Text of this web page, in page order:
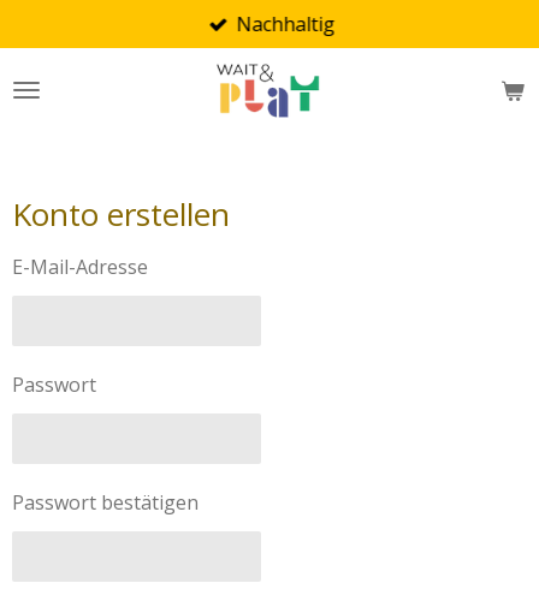
Hauptinhalt
springen
Nachhaltig
Konto erstellen
E-Mail-Adresse
Passwort
Passwort bestätigen